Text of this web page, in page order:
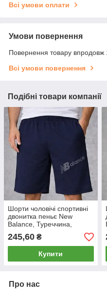
Всі умови оплати
Умови повернення
Повернення товару впродовж
Всі умови повернення
Подібні товари компанії
Шорти чоловічі спортивні
двонитка пеньє New
Balance, Туреччина,
розміри 46-54, темно-сині,
12312
245,60 ₴
Купити
Про нас